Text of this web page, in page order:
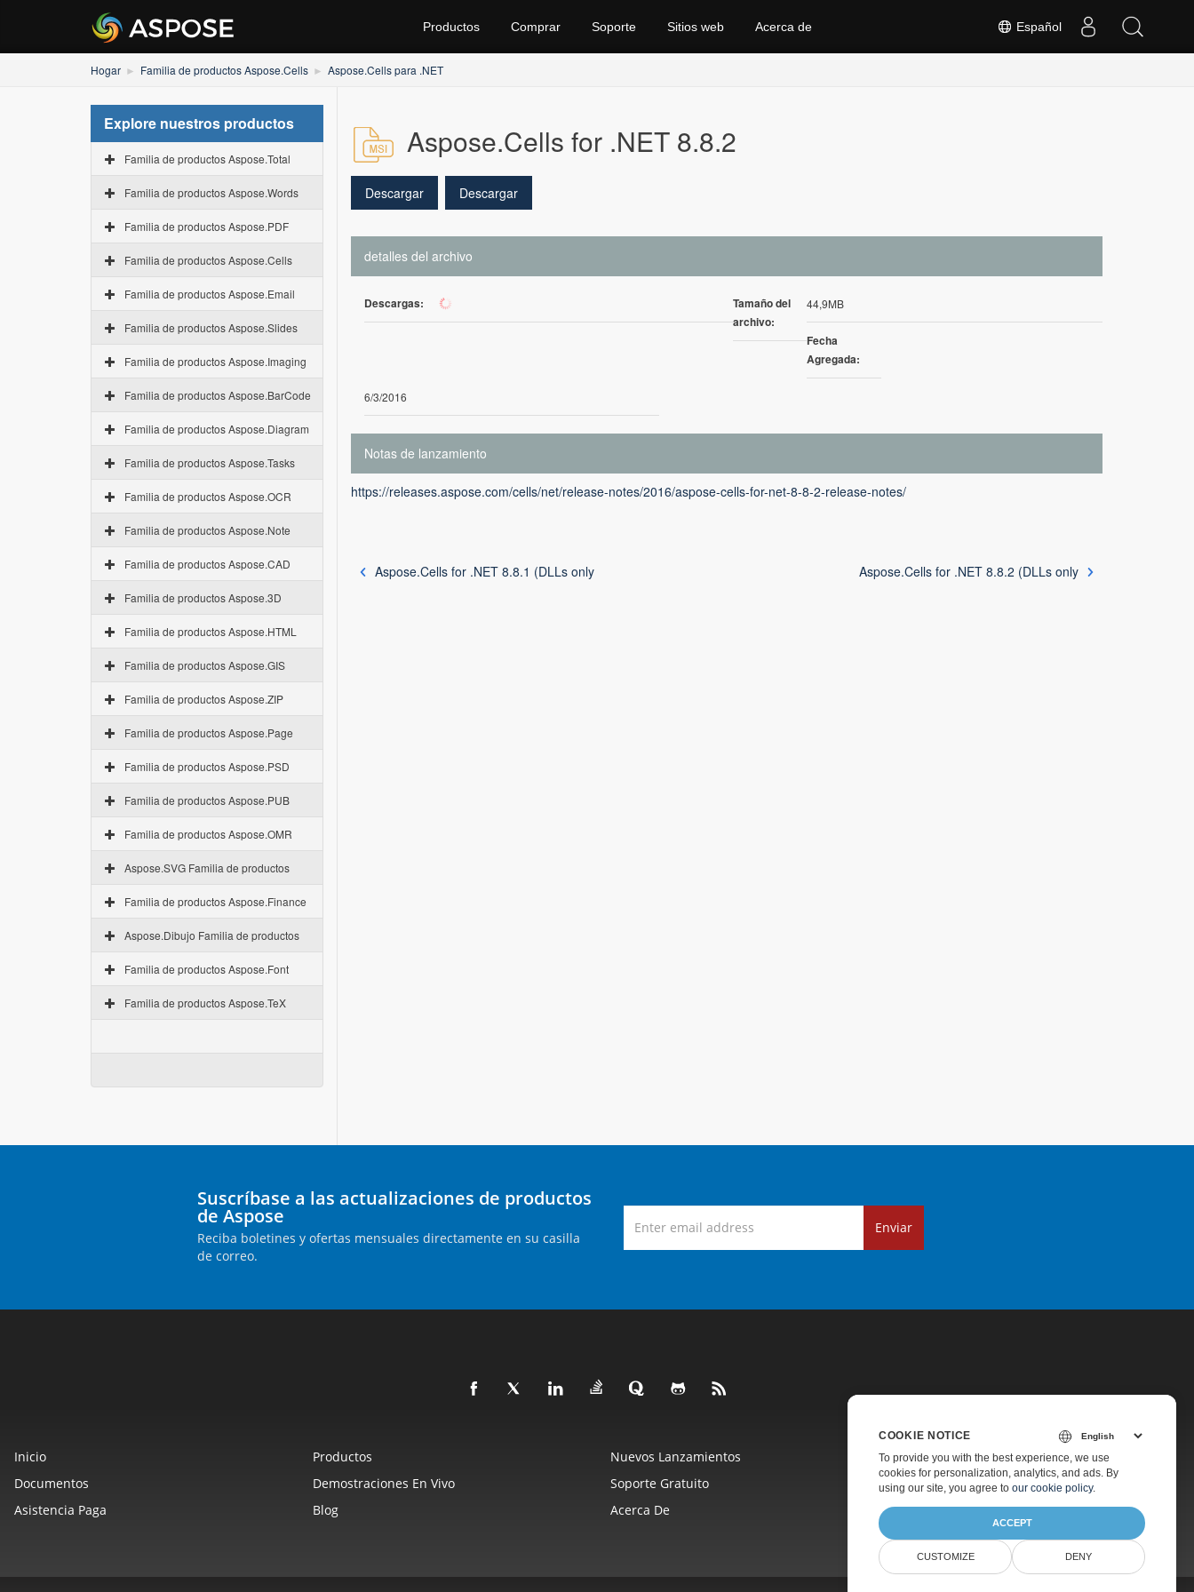
Español
Productos Comprar Soporte Sitios web Acerca de
Hogar Familia de productos Aspose.Cells Aspose.Cells para .NET
Explore nuestros productos
Familia de productos Aspose.Total
Familia de productos Aspose.Words
Familia de productos Aspose.PDF
Familia de productos Aspose.Cells
Familia de productos Aspose.Email
Familia de productos Aspose.Slides
Familia de productos Aspose.Imaging
Familia de productos Aspose.BarCode
Familia de productos Aspose.Diagram
Familia de productos Aspose.Tasks
Familia de productos Aspose.OCR
Familia de productos Aspose.Note
Familia de productos Aspose.CAD
Familia de productos Aspose.3D
Familia de productos Aspose.HTML
Familia de productos Aspose.GIS
Familia de productos Aspose.ZIP
Familia de productos Aspose.Page
Familia de productos Aspose.PSD
Familia de productos Aspose.PUB
Familia de productos Aspose.OMR
Aspose.SVG Familia de productos
Familia de productos Aspose.Finance
Aspose.Dibujo Familia de productos
Familia de productos Aspose.Font
Familia de productos Aspose.TeX
Aspose.Cells for .NET 8.8.2
Descargar Descargar
detalles del archivo
Descargas: 105
Tamaño del
archivo:
44,9MB
Fecha
Agregada:
6/3/2016
Notas de lanzamiento
https://releases.aspose.com/cells/net/release-notes/2016/aspose-cells-for-net-8-8-2-release-notes/
Aspose.Cells for .NET 8.8.1 (DLLs only Aspose.Cells for .NET 8.8.2 (DLLs only
Suscríbase a las actualizaciones de productos
de Aspose
Reciba boletines y ofertas mensuales directamente en su casilla
de correo.
Enviar
Inicio Productos Nuevos Lanzamientos
Precios
Documentos
Demostraciones En Vivo Soporte Gratuito
Asesoramiento Gratuito
Asistencia Paga
Blog Acerca De
COOKIE NOTICE
To provide you with the best experience, we use
cookies for personalization, analytics, and ads. By
using our site, you agree to our cookie policy.
ACCEPT
CUSTOMIZE DENY